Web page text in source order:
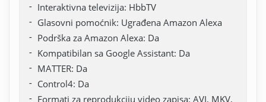
Interaktivna televizija: HbbTV
Glasovni pomoćnik: Ugrađena Amazon Alexa
Podrška za Amazon Alexa: Da
Kompatibilan sa Google Assistant: Da
MATTER: Da
Control4: Da
Formati za reprodukciju video zapisa: AVI, MKV,